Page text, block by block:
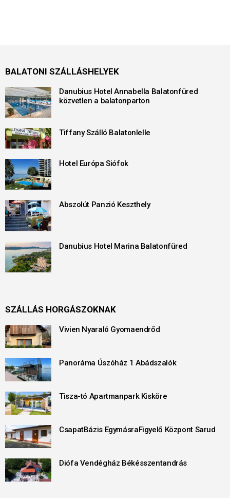
BALATONI SZÁLLÁSHELYEK
Danubius Hotel Annabella Balatonfüred
közvetlen a balatonparton
Tiffany Szálló Balatonlelle
Hotel Európa Siófok
Abszolút Panzió Keszthely
Danubius Hotel Marina Balatonfüred
SZÁLLÁS HORGÁSZOKNAK
Vivien Nyaraló Gyomaendrőd
Panoráma Úszóház 1 Abádszalók
Tisza-tó Apartmanpark Kisköre
CsapatBázis EgymásraFigyelő Központ Sarud
Diófa Vendégház Békésszentandrás